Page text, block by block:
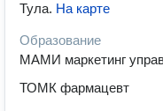
Тула. На карте
Образование
МАМИ маркетинг
ТОМК фармацевт